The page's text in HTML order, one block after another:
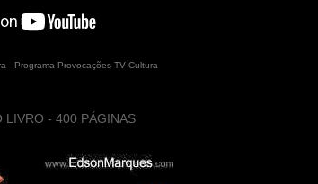
- Programa Provocações TV Cultura
LIVRO - 400 PÁGINAS